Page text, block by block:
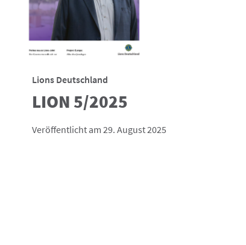
Lions Deutschland
LION 5/2025
Veröffentlicht am 29. August 2025